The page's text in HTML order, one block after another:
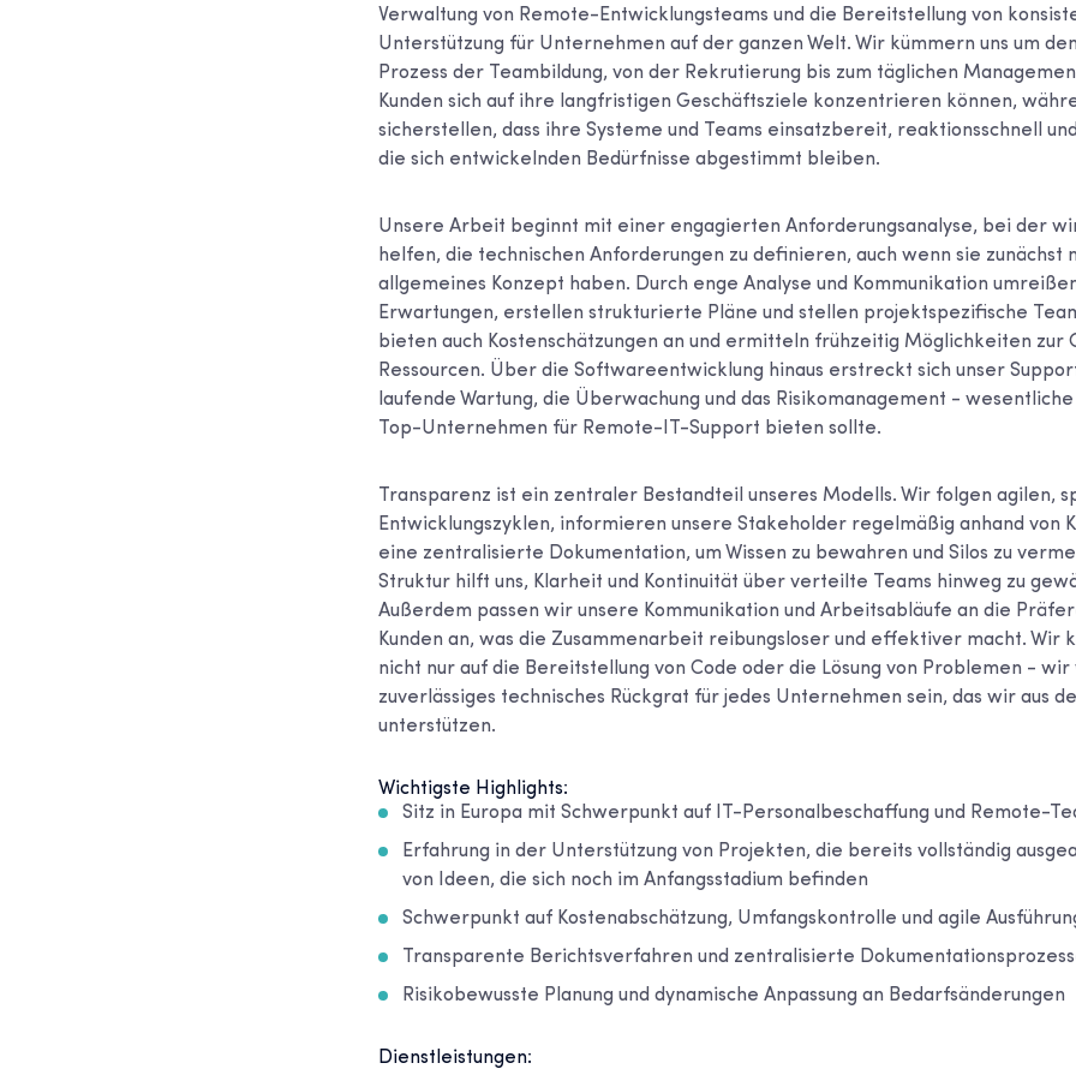
Verwaltung von Remote-Entwicklungsteams und die Bereitstellung von
Unterstützung für Unternehmen auf der ganzen Welt. Wir kümmern uns um
Prozess der Teambildung, von der Rekrutierung bis zum täglichen
Kunden sich auf ihre langfristigen Geschäftsziele konzentrieren können,
sicherstellen, dass ihre Systeme und Teams einsatzbereit, reaktionsschnell
die sich entwickelnden Bedürfnisse abgestimmt bleiben.
Unsere Arbeit beginnt mit einer engagierten Anforderungsanalyse, bei der
helfen, die technischen Anforderungen zu definieren, auch wenn sie zunächst
allgemeines Konzept haben. Durch enge Analyse und Kommunikation
Erwartungen, erstellen strukturierte Pläne und stellen projektspezifische
bieten auch Kostenschätzungen an und ermitteln frühzeitig Möglichkeiten zur
Ressourcen. Über die Softwareentwicklung hinaus erstreckt sich unser
laufende Wartung, die Überwachung und das Risikomanagement -
Top-Unternehmen für Remote-IT-Support bieten sollte.
Transparenz ist ein zentraler Bestandteil unseres Modells. Wir folgen agilen,
Entwicklungszyklen, informieren unsere Stakeholder regelmäßig anhand von
eine zentralisierte Dokumentation, um Wissen zu bewahren und Silos zu
Struktur hilft uns, Klarheit und Kontinuität über verteilte Teams hinweg zu
Außerdem passen wir unsere Kommunikation und Arbeitsabläufe an die
Kunden an, was die Zusammenarbeit reibungsloser und effektiver macht. Wir
nicht nur auf die Bereitstellung von Code oder die Lösung von Problemen - wir
zuverlässiges technisches Rückgrat für jedes Unternehmen sein, das wir aus
unterstützen.
Wichtigste Highlights:
Sitz in Europa mit Schwerpunkt auf IT-Personalbeschaffung und Remote-
Erfahrung in der Unterstützung von Projekten, die bereits vollständig
von Ideen, die sich noch im Anfangsstadium befinden
Schwerpunkt auf Kostenabschätzung, Umfangskontrolle und agile
Transparente Berichtsverfahren und zentralisierte
Risikobewusste Planung und dynamische Anpassung an Bedarfsänderungen
Dienstleistungen: